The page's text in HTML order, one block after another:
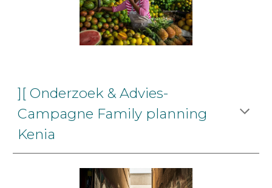
][ Onderzoek & Advies-
Campagne Family planning
Kenia